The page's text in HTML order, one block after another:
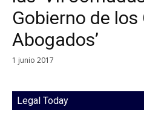
Gobierno de los
Abogados’
1 junio 2017
Legal Today